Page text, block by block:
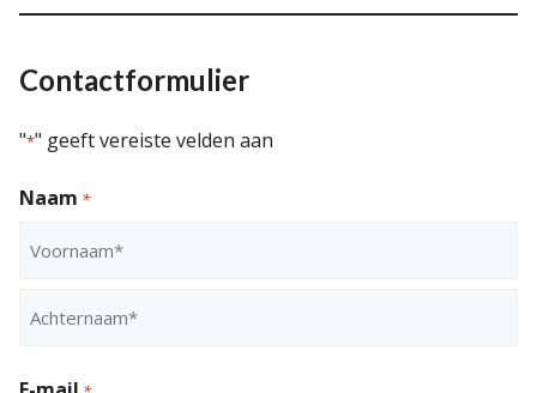
Contactformulier
"*" geeft vereiste velden aan
Naam *